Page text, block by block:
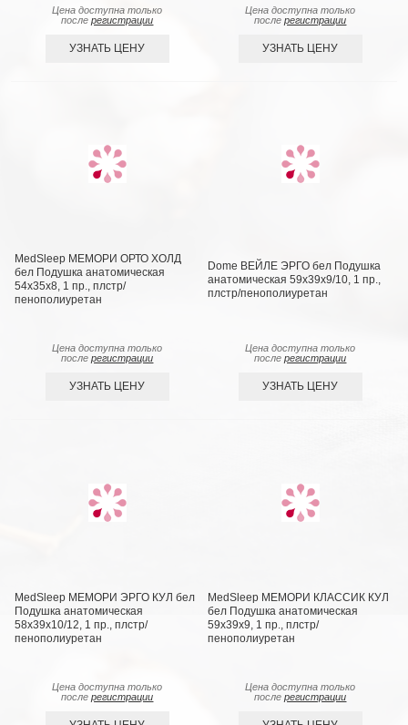
Цена доступна только
послерегистрации
УЗНАТЬ ЦЕНУ
Цена доступна только
послерегистрации
УЗНАТЬ ЦЕНУ
MedSleep МЕМОРИ ОРТО ХОЛД
бел Подушка анатомическая
54х35х8, 1 пр., плстр/
пенополиуретан
Цена доступна только
послерегистрации
УЗНАТЬ ЦЕНУ
Dome ВЕЙЛЕ ЭРГО бел Подушка
анатомическая 59х39х9/10, 1 пр.,
плстр/пенополиуретан
Цена доступна только
послерегистрации
УЗНАТЬ ЦЕНУ
MedSleep МЕМОРИ ЭРГО КУЛ бел
Подушка анатомическая
58x39x10/12, 1 пр., плстр/
пенополиуретан
Цена доступна только
послерегистрации
MedSleep МЕМОРИ КЛАССИК КУЛ
бел Подушка анатомическая
59x39x9, 1 пр., плстр/
пенополиуретан
Цена доступна только
послерегистрации